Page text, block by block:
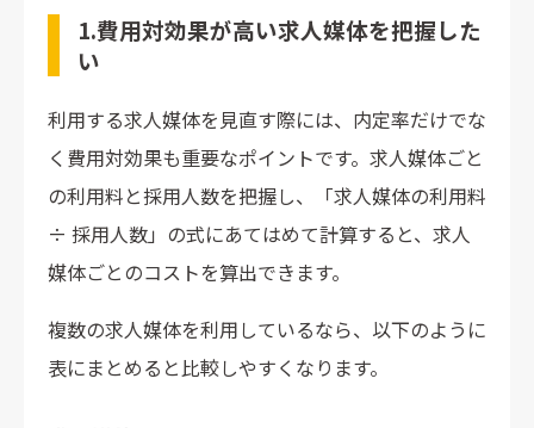
1.費用対効果が高い求人媒体を把握した
い
利用する求人媒体を見直す際には、内定率だけでな
く費用対効果も重要なポイントです。求人媒体ごと
の利用料と採用人数を把握し、「求人媒体の利用料
÷ 採用人数」の式にあてはめて計算すると、求人
媒体ごとのコストを算出できます。
複数の求人媒体を利用しているなら、以下のように
表にまとめると比較しやすくなります。